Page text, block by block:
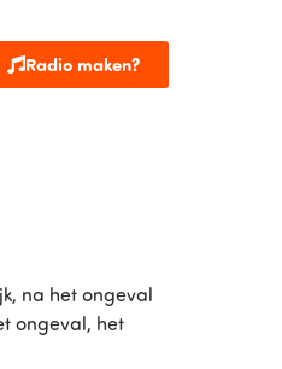
Radio maken?
na het ongeval
ongeval, het